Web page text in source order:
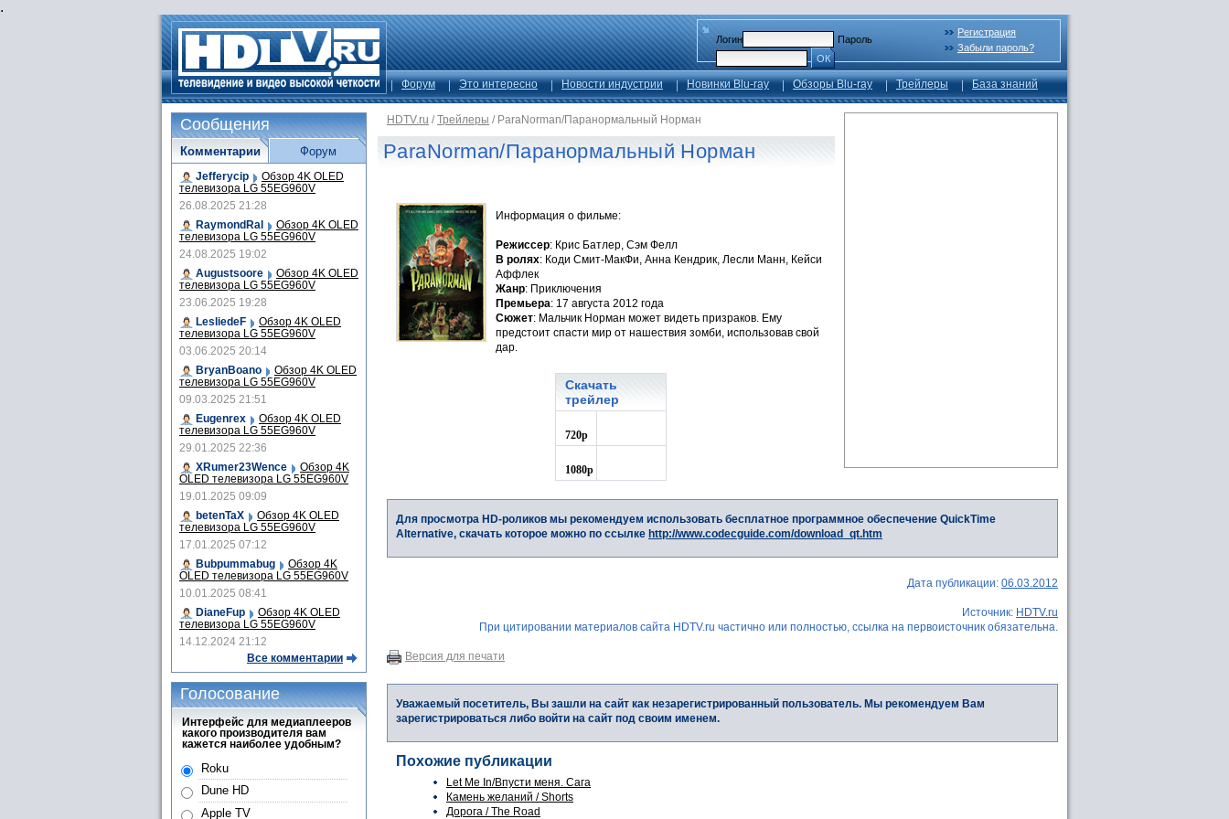
.
Логин
Пароль
ОК
Регистрация
Забыли пароль?
Форум Это интересно Новости индустрии Новинки Blu-ray Обзоры Blu-ray Трейлеры База знаний
HDTV.ru / Трейлеры / ParaNorman/Паранормальный Норман
ParaNorman/Паранормальный Норман
Информация о фильме:
Режиссер: Крис Батлер, Сэм Фелл
В ролях: Коди Смит-МакФи, Анна Кендрик, Лесли Манн, Кейси
Аффлек
Жанр: Приключения
Премьера: 17 августа 2012 года
Сюжет: Мальчик Норман может видеть призраков. Ему
предстоит спасти мир от нашествия зомби, использовав свой
дар.
Скачать
трейлер
720p
1080p
Для просмотра HD-роликов мы рекомендуем использовать бесплатное программное обеспечение QuickTime
Alternative, скачать которое можно по ссылке http://www.codecguide.com/download_qt.htm
Дата публикации: 06.03.2012
Источник: HDTV.ru
При цитировании материалов сайта HDTV.ru частично или полностью, ссылка на первоисточник обязательна.
Версия для печати
Уважаемый посетитель, Вы зашли на сайт как незарегистрированный пользователь. Мы рекомендуем Вам
зарегистрироваться либо войти на сайт под своим именем.
Похожие публикации
Let Me In/Впусти меня. Сага
Камень желаний / Shorts
Дорога / The Road
Сообщения
Комментарии
Jefferycip Обзор 4K OLED
телевизора LG 55EG960V
26.08.2025 21:28
RaymondRal
Обзор 4K OLED
телевизора LG 55EG960V
24.08.2025 19:02
Augustsoore
Обзор 4K OLED
телевизора LG 55EG960V
23.06.2025 19:28
LesliedeF
Обзор 4K OLED
телевизора LG 55EG960V
03.06.2025 20:14
BryanBoano
Обзор 4K OLED
телевизора LG 55EG960V
09.03.2025 21:51
Eugenrex
Обзор 4K OLED
телевизора LG 55EG960V
29.01.2025 22:36
XRumer23Wence
Обзор 4K
OLED телевизора LG 55EG960V
19.01.2025 09:09
betenTaX
Обзор 4K OLED
телевизора LG 55EG960V
17.01.2025 07:12
Bubpummabug
Обзор 4K
OLED телевизора LG 55EG960V
10.01.2025 08:41
DianeFup
Обзор 4K OLED
телевизора LG 55EG960V
14.12.2024 21:12
Все комментарии
Форум
Голосование
Интерфейс для медиаплееров
какого производителя вам
кажется наиболее удобным?
Roku
Dune HD
Apple TV